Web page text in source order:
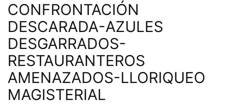
CONFRONTACIÓN
DESCARADA-AZULES
DESGARRADOS-
RESTAURANTEROS
AMENAZADOS-LLORIQUEO
MAGISTERIAL